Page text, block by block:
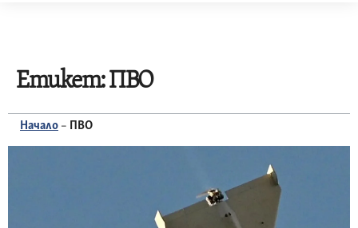
Етикет:ПВО
Начало – ПВО